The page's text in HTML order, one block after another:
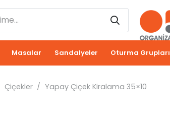
Masalar Sandalyeler Oturma Grupları
Çiçekler / Yapay Çiçek Kiralama 35×10